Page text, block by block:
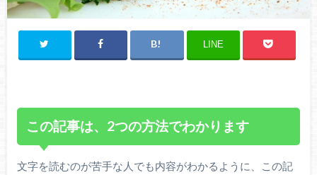
LINE
この記事は、2つの方法でわかります
文字を読むのが苦手な人でも内容がわかるように、この記